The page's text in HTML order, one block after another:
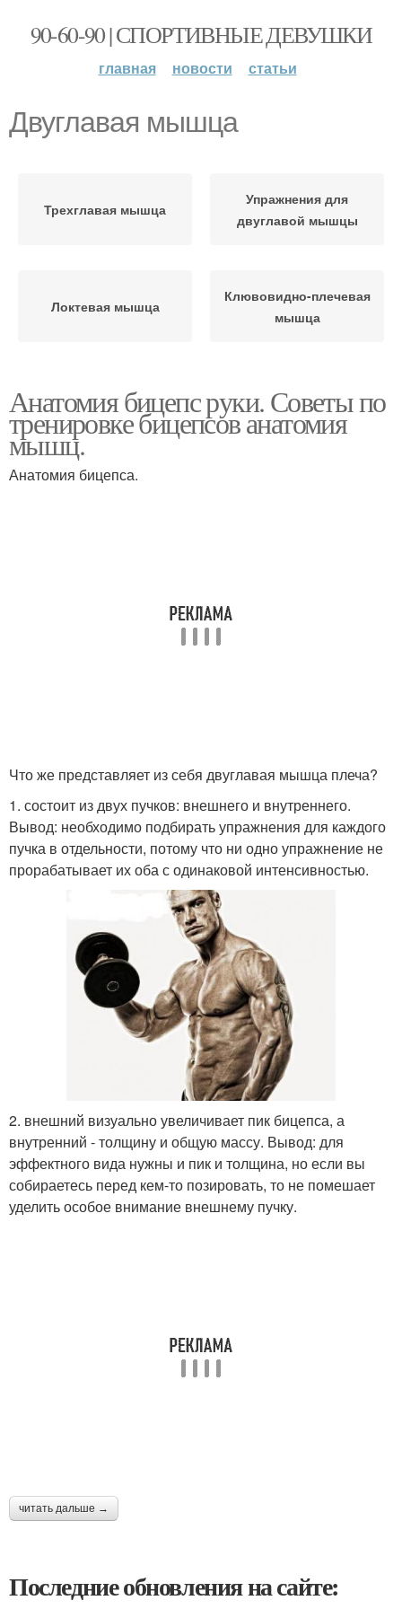
90-60-90 | СПОРТИВНЫЕ ДЕВУШКИ
главная новости статьи
Двуглавая мышца
Трехглавая мышца
Упражнения для
двуглавой мышцы
Локтевая мышца
Клювовидно-плечевая
мышца
Анатомия бицепс руки. Советы по
тренировке бицепсов анатомия
мышц.
Анатомия бицепса.
Что же представляет из себя двуглавая мышца плеча?
1. состоит из двух пучков: внешнего и внутреннего.
Вывод: необходимо подбирать упражнения для каждого
пучка в отдельности, потому что ни одно упражнение не
прорабатывает их оба с одинаковой интенсивностью.
2. внешний визуально увеличивает пик бицепса, а
внутренний - толщину и общую массу. Вывод: для
эффектного вида нужны и пик и толщина, но если вы
собираетесь перед кем-то позировать, то не помешает
уделить особое внимание внешнему пучку.
читать дальше →
Последние обновления на сайте: